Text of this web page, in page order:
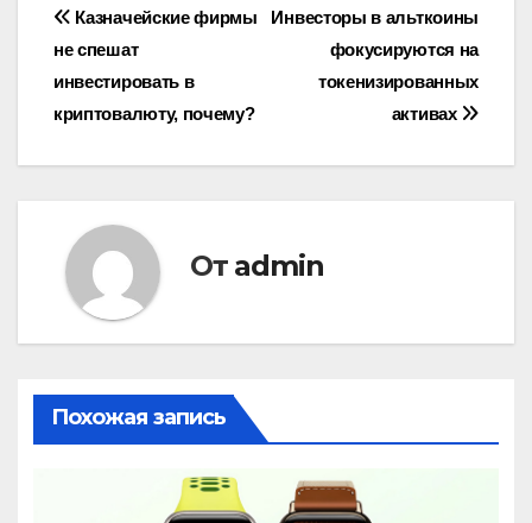
Навигация
по
записям
Инвесторы в альткоины
фокусируются на
токенизированных
активах
Казначейские фирмы
не спешат
инвестировать в
криптовалюту, почему?
От admin
Похожая запись